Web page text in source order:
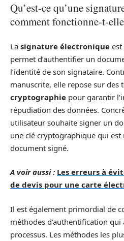
Qu’est-ce qu’une
comment fonctionne-t-
La signature électronique
permet d’authentifier un
l’identité de son signataire.
manuscrite, elle repose sur des
cryptographie pour garantir
répudiation des données.
utilisateur souhaite signer un
une clé cryptographique qui
document signé.
A voir aussi : Les erreurs à
de devis pour une carte
Il est également primordial de
méthodes d’authentification qui
processus. Les méthodes les